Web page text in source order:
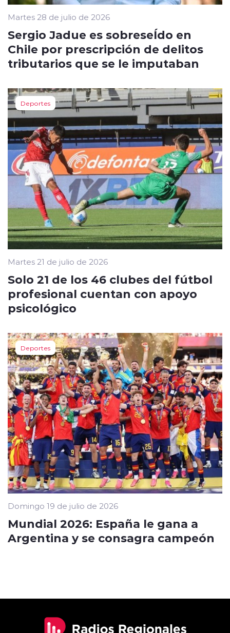
Martes 28 de julio de 2026
Sergio Jadue es sobreseÍdo en
Chile por prescripción de delitos
tributarios que se le imputaban
Deportes
Martes 21 de julio de 2026
Solo 21 de los 46 clubes del fútbol
profesional cuentan con apoyo
psicológico
Deportes
Domingo 19 de julio de 2026
Mundial 2026: España le gana a
Argentina y se consagra campeón